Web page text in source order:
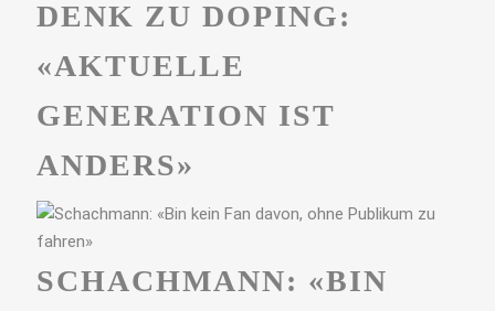
DENK ZU DOPING:
«AKTUELLE
GENERATION IST
ANDERS»
SCHACHMANN: «BIN